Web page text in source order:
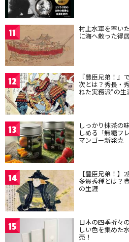
11 村上水軍を率い
に海へ散った得
12 『豊臣兄弟！』
次とは？秀長・
ねた実務派”の生
13 しっかり抹茶の
しめる「無糖フ
マンゴー新発売
14 【豊臣兄弟！】
多賀秀種とは？
の生涯
15 日本の四季折々
しい色を集めた
売！